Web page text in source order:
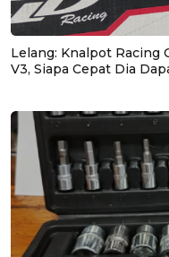
Lelang: Knalpot Racing
V3, Siapa Cepat Dia